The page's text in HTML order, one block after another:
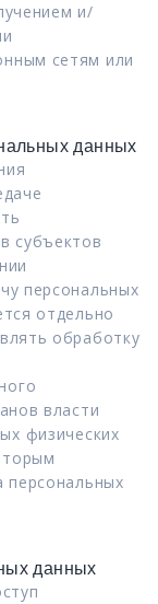
и/
сетям или
данных
субъектов
персональных
отдельно
обработку
власти
физических
персональных
данных